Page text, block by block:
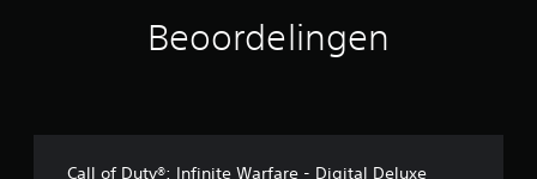
Beoordelingen
Call of Duty®: Infinite Warfare - Digital Deluxe